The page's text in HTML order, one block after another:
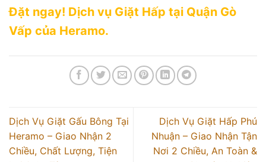
Đặt ngay! Dịch vụ Giặt Hấp tại Quận Gò
Vấp của Heramo.
Dịch Vụ Giặt Gấu Bông Tại
Heramo – Giao Nhận 2
Chiều, Chất Lượng, Tiện
Dịch Vụ Giặt Hấp Phú
Nhuận – Giao Nhận Tận
Nơi 2 Chiều, An Toàn &